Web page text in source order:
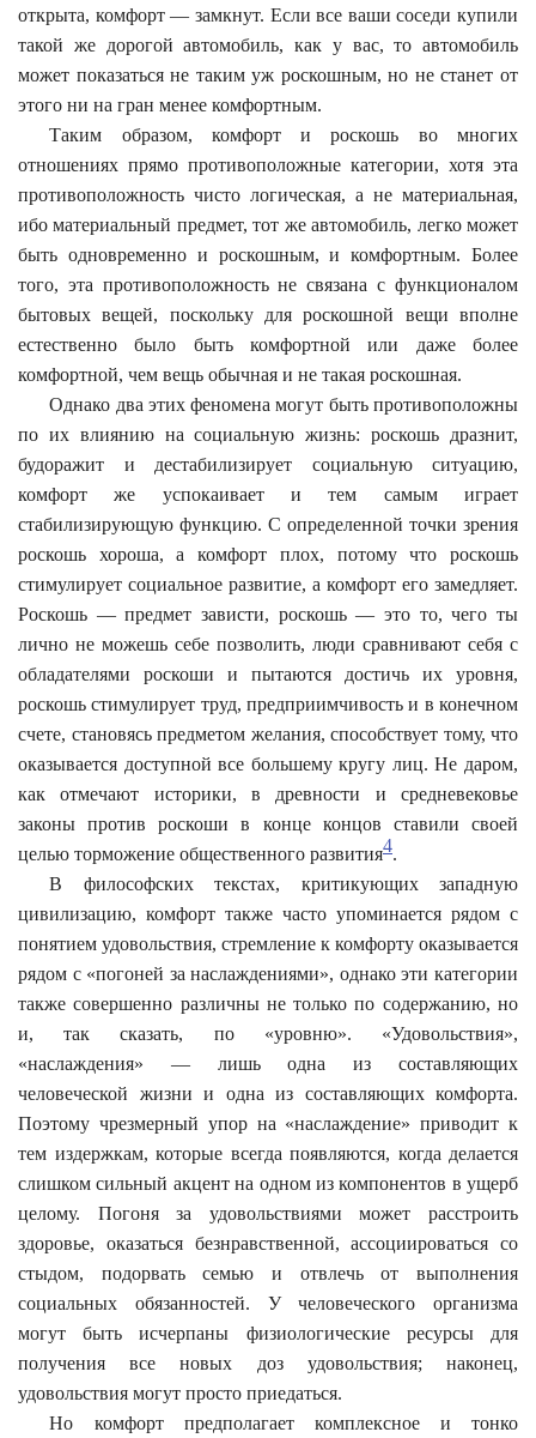
открыта, комфорт — замкнут. Если все ваши соседи купили
такой же дорогой автомобиль, как у вас, то автомобиль
может показаться не таким уж роскошным, но не станет от
этого ни на гран менее комфортным.
Таким образом, комфорт и роскошь во многих
отношениях прямо противоположные категории, хотя эта
противоположность чисто логическая, а не материальная,
ибо материальный предмет, тот же автомобиль, легко может
быть одновременно и роскошным, и комфортным. Более
того, эта противоположность не связана с функционалом
бытовых вещей, поскольку для роскошной вещи вполне
естественно было быть комфортной или даже более
комфортной, чем вещь обычная и не такая роскошная.
Однако два этих феномена могут быть противоположны
по их влиянию на социальную жизнь: роскошь дразнит,
будоражит и дестабилизирует социальную ситуацию,
комфорт же успокаивает и тем самым играет
стабилизирующую функцию. С определенной точки зрения
роскошь хороша, а комфорт плох, потому что роскошь
стимулирует социальное развитие, а комфорт его замедляет.
Роскошь — предмет зависти, роскошь — это то, чего ты
лично не можешь себе позволить, люди сравнивают себя с
обладателями роскоши и пытаются достичь их уровня,
роскошь стимулирует труд, предприимчивость и в конечном
счете, становясь предметом желания, способствует тому, что
оказывается доступной все большему кругу лиц. Не даром,
как отмечают историки, в древности и средневековье
законы против роскоши в конце концов ставили своей
целью торможение общественного развития4.
В философских текстах, критикующих западную
цивилизацию, комфорт также часто упоминается рядом с
понятием удовольствия, стремление к комфорту оказывается
рядом с «погоней за наслаждениями», однако эти категории
также совершенно различны не только по содержанию, но
и, так сказать, по «уровню». «Удовольствия»,
«наслаждения» — лишь одна из составляющих
человеческой жизни и одна из составляющих комфорта.
Поэтому чрезмерный упор на «наслаждение» приводит к
тем издержкам, которые всегда появляются, когда делается
слишком сильный акцент на одном из компонентов в ущерб
целому. Погоня за удовольствиями может расстроить
здоровье, оказаться безнравственной, ассоциироваться со
стыдом, подорвать семью и отвлечь от выполнения
социальных обязанностей. У человеческого организма
могут быть исчерпаны физиологические ресурсы для
получения все новых доз удовольствия; наконец,
удовольствия могут просто приедаться.
Но комфорт предполагает комплексное и тонко